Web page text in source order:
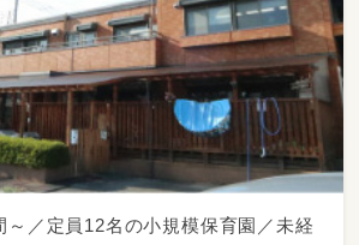
～／定員12名の小規模保育園／未経